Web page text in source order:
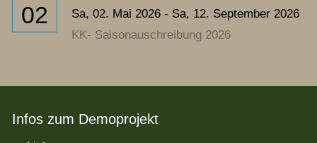
02 Sa, 02. Mai 2026 - Sa, 12. September 2026
KK- Saisonauschreibung 2026
Infos zum Demoprojekt